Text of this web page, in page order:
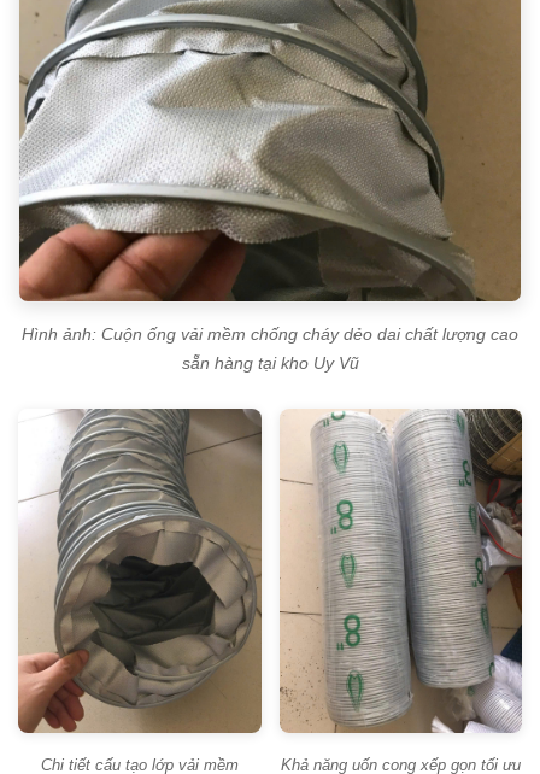
Hình ảnh: Cuộn ống vải mềm chống cháy dẻo dai chất lượng cao
sẵn hàng tại kho Uy Vũ
Chi tiết cấu tạo lớp vải mềm Khả năng uốn cong xếp gọn tối ưu